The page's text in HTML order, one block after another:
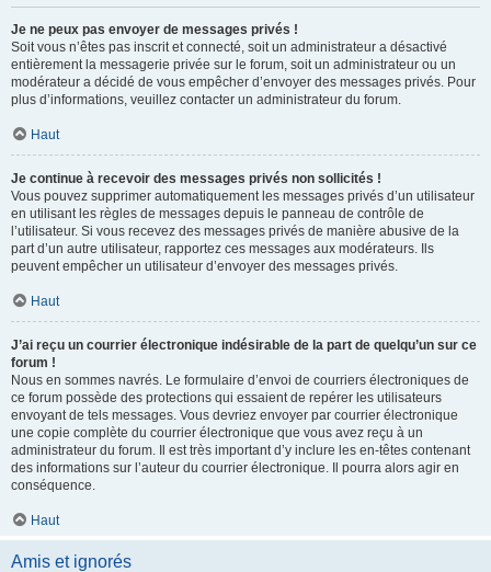
Je ne peux pas envoyer de messages privés !
Soit vous n’êtes pas inscrit et connecté, soit un administrateur a désactivé
entièrement la messagerie privée sur le forum, soit un administrateur ou un
modérateur a décidé de vous empêcher d’envoyer des messages privés. Pour
plus d’informations, veuillez contacter un administrateur du forum.
Haut
Je continue à recevoir des messages privés non sollicités !
Vous pouvez supprimer automatiquement les messages privés d’un utilisateur
en utilisant les règles de messages depuis le panneau de contrôle de
l’utilisateur. Si vous recevez des messages privés de manière abusive de la
part d’un autre utilisateur, rapportez ces messages aux modérateurs. Ils
peuvent empêcher un utilisateur d’envoyer des messages privés.
Haut
J’ai reçu un courrier électronique indésirable de la part de quelqu’un sur ce
forum !
Nous en sommes navrés. Le formulaire d’envoi de courriers électroniques de
ce forum possède des protections qui essaient de repérer les utilisateurs
envoyant de tels messages. Vous devriez envoyer par courrier électronique
une copie complète du courrier électronique que vous avez reçu à un
administrateur du forum. Il est très important d’y inclure les en-têtes contenant
des informations sur l’auteur du courrier électronique. Il pourra alors agir en
conséquence.
Haut
Amis et ignorés